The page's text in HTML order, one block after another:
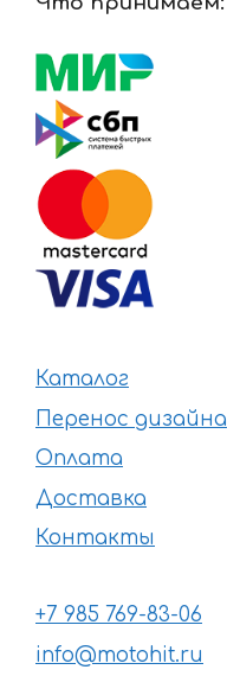
Каталог
Перенос дизайна
Оплата
Доставка
Контакты
+7 985 769-83-06
info@motohit.ru